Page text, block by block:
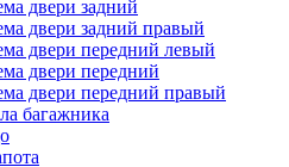
двери задний
двери задний правый
двери передний левый
двери передний
двери передний правый
багажника